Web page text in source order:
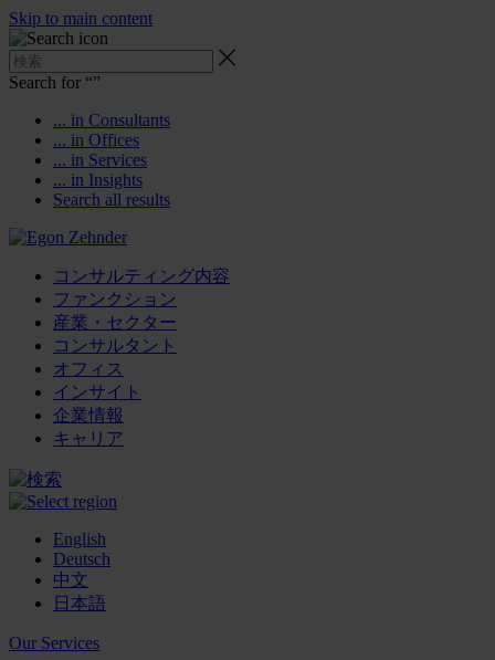
Skip to main content
Search for “”
... in Consultants
... in Offices
... in Services
... in Insights
Search all results
コンサルティング内容
ファンクション
産業・セクター
コンサルタント
オフィス
インサイト
企業情報
キャリア
English
Deutsch
中文
日本語
Our Services